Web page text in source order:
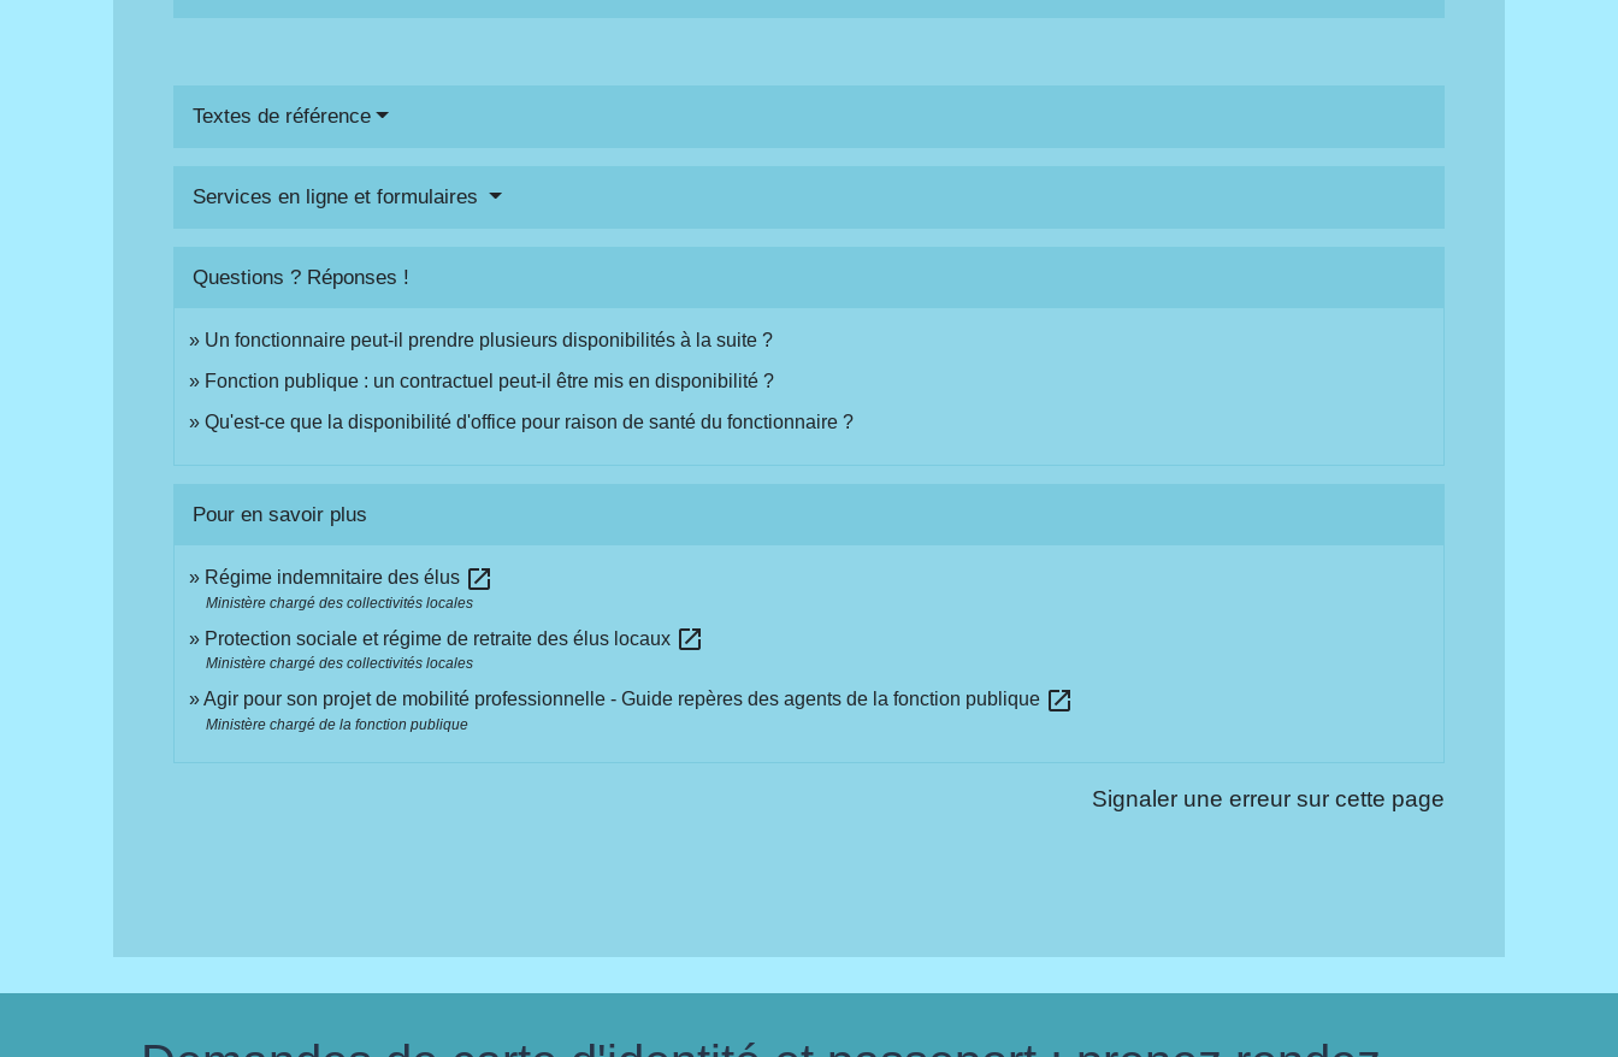
Textes de référence
Services en ligne et formulaires
Questions ? Réponses !
Un fonctionnaire peut-il prendre plusieurs disponibilités à la suite ?
Fonction publique : un contractuel peut-il être mis en disponibilité ?
Qu'est-ce que la disponibilité d'office pour raison de santé du fonctionnaire ?
Pour en savoir plus
Régime indemnitaire des élus open_in_new
Ministère chargé des collectivités locales
Protection sociale et régime de retraite des élus locaux open_in_new
Ministère chargé des collectivités locales
Agir pour son projet de mobilité professionnelle - Guide repères des agents de la fonction publique open_in_new
Ministère chargé de la fonction publique
Signaler une erreur sur cette page